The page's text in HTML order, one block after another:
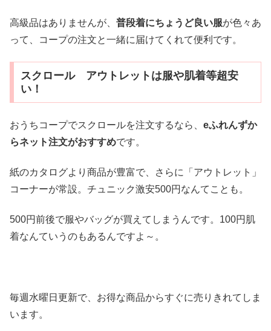
高級品はありませんが、 普段着にちょうど良い服が色々あ
って、コープの注文と一緒に届けてくれて便利です。
スクロール アウトレットは服や肌着等超安
い！
おうちコープでスクロールを注文するなら、 eふれんずか
らネット注文がおすすめです。
紙のカタログより商品が豊富で、さらに「アウトレット」
コーナーが常設。チュニック激安500円なんてことも。
500円前後で服やバッグが買えてしまうんです。100円肌
着なんていうのもあるんですよ～。
毎週水曜日更新で、お得な商品からすぐに売りきれてしま
います。